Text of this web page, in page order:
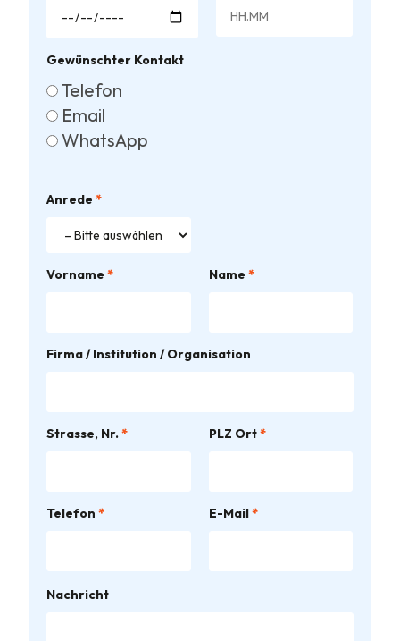
Gewünschter Kontakt
Telefon
Email
WhatsApp
Anrede*
Vorname* Name*
Firma / Institution / Organisation
Strasse, Nr.* PLZ Ort*
Telefon* E-Mail*
Nachricht